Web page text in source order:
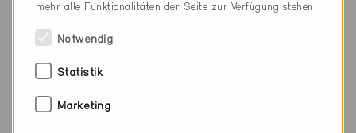
mehr alle Funktionalitäten der Seite zur Verfügung stehen.
Notwendig
Statistik
Marketing